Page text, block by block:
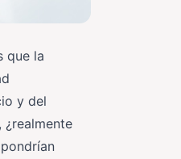
que la
y del